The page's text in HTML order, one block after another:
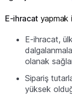
E-ihracat yapmak
E-ihracat,
olanak
Sipariş
yüksek